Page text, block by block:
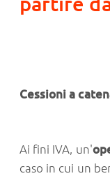
Cessioni a
Ai fini IVA, un'
caso in cui un